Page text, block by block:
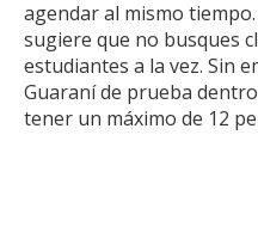
agendar al mismo
sugiere que no busques
estudiantes a la vez. Sin
Guaraní de prueba
tener un máximo de 12